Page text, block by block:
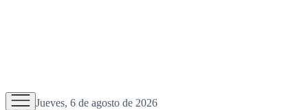
Jueves, 6 de agosto de 2026